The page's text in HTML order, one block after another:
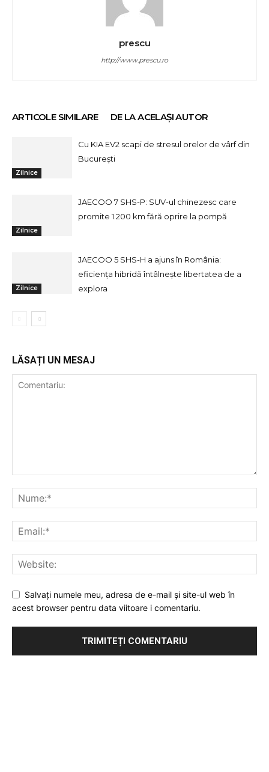
prescu
http://www.prescu.ro
ARTICOLE SIMILARE DE LA ACELAȘI AUTOR
Zilnice
Cu KIA EV2 scapi de stresul orelor de vârf din
București
Zilnice
JAECOO 7 SHS-P: SUV-ul chinezesc care
promite 1.200 km fără oprire la pompă
Zilnice
JAECOO 5 SHS-H a ajuns în România:
eficiența hibridă întâlnește libertatea de a
explora
LĂSAȚI UN MESAJ
Salvați numele meu, adresa de e-mail și site-ul web în
acest browser pentru data viitoare i comentariu.